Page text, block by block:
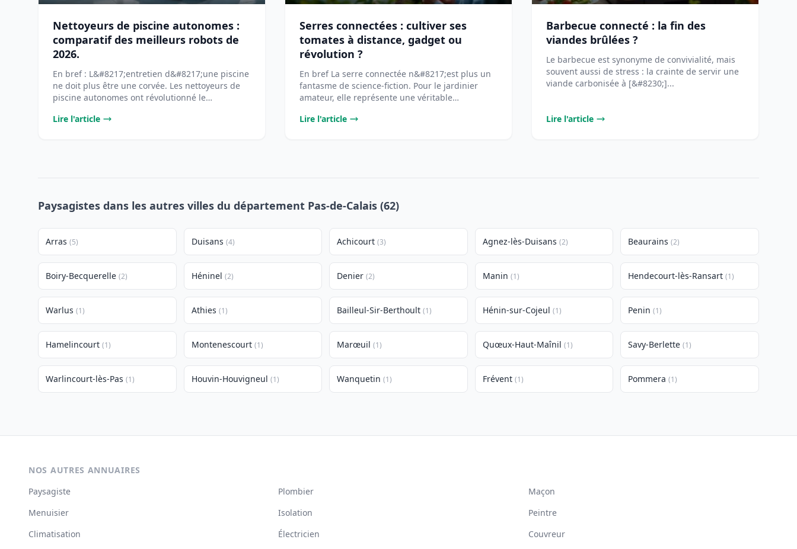
Nettoyeurs de piscine autonomes :
comparatif des meilleurs robots de
2026.
En bref : L&#8217;entretien d&#8217;une piscine
ne doit plus être une corvée. Les nettoyeurs de
piscine autonomes ont révolutionné le
Lire l'article
Serres connectées : cultiver ses
tomates à distance, gadget ou
révolution ?
En bref La serre connectée n&#8217;est plus un
fantasme de science-fiction. Pour le jardinier
amateur, elle représente une véritable
Lire l'article
Barbecue connecté : la fin des
viandes brûlées ?
Le barbecue est synonyme de convivialité, mais
souvent aussi de stress : la crainte de servir une
viande carbonisée à [&#8230;]...
Lire l'article
Paysagistes dans les autres villes du département Pas-de-Calais (62)
Arras (5) Duisans (4) Achicourt (3) Agnez-lès-Duisans (2) Beaurains (2)
Boiry-Becquerelle (2) Héninel (2) Denier (2) Manin (1) Hendecourt-lès-Ransart (1)
Warlus (1) Athies (1) Bailleul-Sir-Berthoult (1) Hénin-sur-Cojeul (1) Penin (1)
Hamelincourt (1) Montenescourt (1) Marœuil (1) Quœux-Haut-Maînil (1) Savy-Berlette (1)
Warlincourt-lès-Pas (1) Houvin-Houvigneul (1) Wanquetin (1) Frévent (1) Pommera (1)
NOS AUTRES ANNUAIRES
Paysagiste
Plombier
Maçon
Menuisier
Isolation
Peintre
Climatisation
Électricien Couvreur